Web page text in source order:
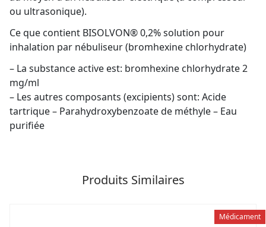
ou ultrasonique).
Ce que contient BISOLVON® 0,2% solution pour
inhalation par nébuliseur (bromhexine chlorhydrate)
– La substance active est: bromhexine chlorhydrate 2
mg/ml
– Les autres composants (excipients) sont: Acide
tartrique – Parahydroxybenzoate de méthyle – Eau
purifiée
Produits Similaires
Médicament